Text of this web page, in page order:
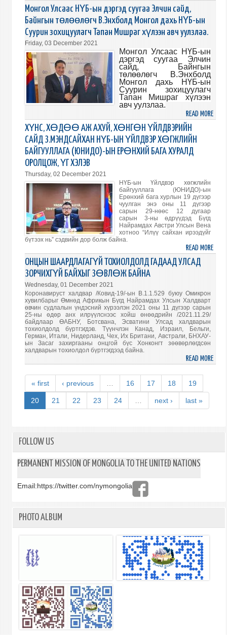
АНУ-
Д
Монгол Улсаас НҮБ-ын дэргэд суугаа Элчин сайд,
Байнгын төлөөлөгч В.Энхболд Монгол дахь НҮБ-ын
Суурин зохицуулагч Тапан Мишраг хүлээн авч уулзлаа.
Friday, 03 December 2021
Монгол Улсаас НҮБ-ын
дэргэд суугаа Элчин
сайд, Байнгын
төлөөлөгч В.Энхболд
Монгол дахь НҮБ-ын
Суурин зохицуулагч
Тапан Мишраг хүлээн
авч уулзлаа.
READ MORE
НҮБ-
НҮБ-
ЫН
АВЧ
ХҮНС, ХӨДӨӨ АЖ АХУЙ, ХӨНГӨН ҮЙЛДВЭРИЙН
САЙД З.МЭНДСАЙХАН НҮБ-ЫН ҮЙЛДВЭР ХӨГЖЛИЙН
БАЙГУУЛЛАГА (ЮНИДО)-ЫН ЕРӨНХИЙ БАГА ХУРАЛД
ОРОЛЦОЖ, ҮГ ХЭЛЭВ
Thursday, 02 December 2021
НҮБ-ын Үйлдвэр хөгжлийн
байгууллага (ЮНИДО)-ын
Ерөнхий бага хурлын 19 дүгээр
чуулган энэ оны 11 дүгээр
сарын 29-нөөс 12 дугаар
сарын 3-ны өдрүүдэд Бүгд
Найрамдах Австри Улсын Вена
хотноо “Илүү сайхан ирээдүйг
бүтээх нь” сэдвийн дор болж байна.
READ MORE
АЖ
НҮБ-
ЫН
ҮГ
ОНЦЫН ШААРДЛАГАГҮЙ ТОХИОЛДОЛД ГАДААД УЛСАД
ЗОРЧИХГҮЙ БАЙХЫГ ЗӨВЛӨЖ БАЙНА
Wednesday, 01 December 2021
Коронавируст халдвар /Ковид-19/-ын В.1.1.529 буюу Омикрон
хувилбарыг Өмнөд Африкын Бүгд Найрамдах Улсын Халдварт
өвчин судлалын үндэсний хүрээлэн 2021 оны 11 дүгээр сарын
25-ны өдөр анх илрүүлснээс хойш өнөөдрийн /2021.11.29/
байдлаар ӨАБНУ, Ботсвана, Эсватини Улсад халдварын
тохиолдолд бүртгэгдэв. Түүнчлэн Канад, Израил, Бельги,
Герман, Итали, Нидерланд, Чех, Их Британи, Австрали, БНХАУ-
ын Засаг захиргааны онцгой бүс Хонконгт зөөвөрлөгдсөн
халдварын тохиолдол бүртгэгдээд байна.
READ MORE
« first ‹ previous 16 17 18 19
20 21 22 23 24 next › last »
FOLLOW US
PERMANENT MISSION OF MONGOLIA TO THE UNITED NATIONS
Email:https://twitter.com/nymongolia
PHOTO ALBUM